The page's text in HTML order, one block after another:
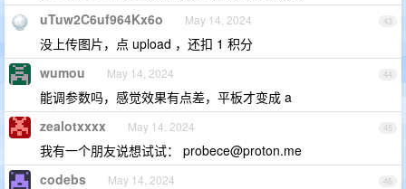
43
uTuw2C6uf964Kx6o May 14, 2024
没上传图片，点 upload ，还扣 1 积分
44
wumou May 14, 2024
能调参数吗，感觉效果有点差，平板才变成 a
45
zealotxxxx May 14, 2024
我有一个朋友说想试试： probece@proton.me
46
codebs May 14, 2024